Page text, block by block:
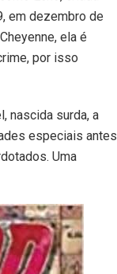
em dezembro de
ela é
por isso
nascida surda, a
especiais antes
Uma